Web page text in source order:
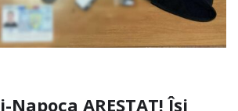
Napoca ARESTAT! Își